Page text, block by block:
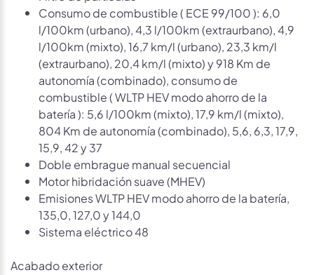
Consumo de combustible ( ECE 99/100 ): 6,0
l/100km (urbano), 4,3 l/100km (extraurbano), 4,9
l/100km (mixto), 16,7 km/l (urbano), 23,3 km/l
(extraurbano), 20,4 km/l (mixto) y 918 Km de
autonomía (combinado), consumo de
combustible ( WLTP HEV modo ahorro de la
batería ): 5,6 l/100km (mixto), 17,9 km/l (mixto),
804 Km de autonomía (combinado), 5,6, 6,3, 17,9,
15,9, 42 y 37
Doble embrague manual secuencial
Motor hibridación suave (MHEV)
Emisiones WLTP HEV modo ahorro de la batería,
135,0, 127,0 y 144,0
Sistema eléctrico 48
Acabado exterior